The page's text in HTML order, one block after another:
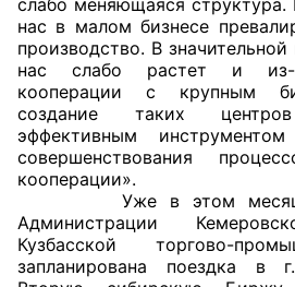
нас в малом бизнесе
производство. В
нас слабо растет и из-
кооперации с крупным
создание таких
эффективным
совершенствования
кооперации».
Уже в этом месяце,
Администрации
Кузбасской торгово-
запланирована поездка в